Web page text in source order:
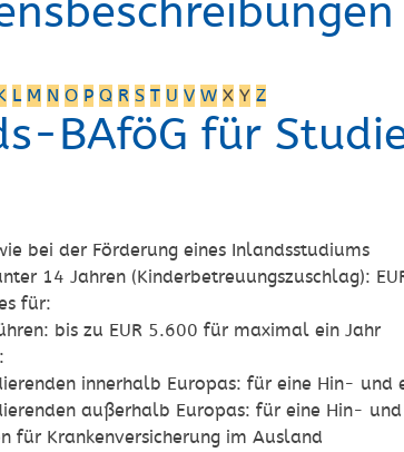
L M N O P Q R S T U V W X Y Z
BAföG für
bei der Förderung eines Inlandsstudiums
14 Jahren (Kinderbetreuungszuschlag):
für:
: bis zu EUR 5.600 für maximal ein Jahr
:
innerhalb Europas: für eine Hin- und
außerhalb Europas: für eine Hin- und
für Krankenversicherung im Ausland